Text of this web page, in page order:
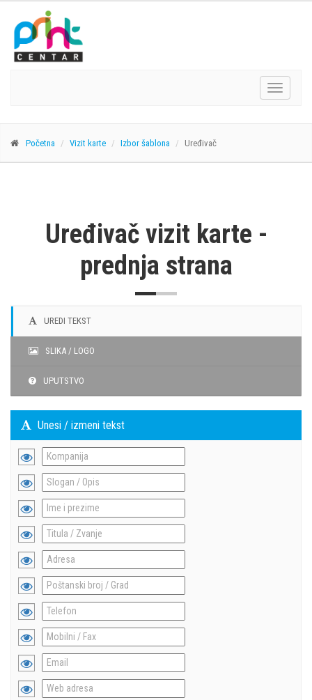
Početna Vizit karte Izbor šablona Uređivač
Uređivač vizit karte -
prednja strana
UREDI TEKST
SLIKA / LOGO
UPUTSTVO
Unesi / izmeni tekst